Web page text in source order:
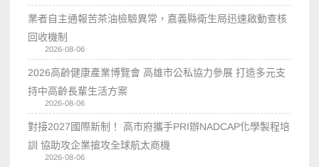
業者自主通報苦茶油檢驗異常，嘉義縣衛生局迅速啟動查核
回收機制
2026-08-06
2026高齡健康產業博覽會 高雄市公私協力參展 打造多元支
持中高齡長輩生活方案
2026-08-06
對接2027國際新制！ 高市府攜手PRI辦NADCAP化學製程培
訓 協助攻企業搶攻全球航太商機
2026-08-06